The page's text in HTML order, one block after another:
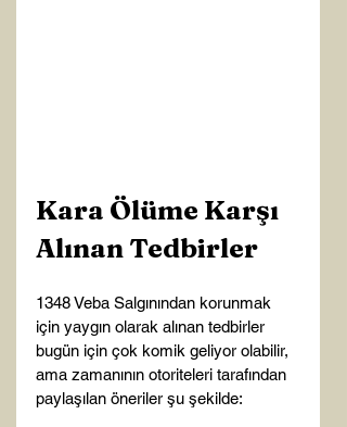
Kara Ölüme Karşı
Alınan Tedbirler
1348 Veba Salgınından korunmak
için yaygın olarak alınan tedbirler
bugün için çok komik geliyor olabilir,
ama zamanının otoriteleri tarafından